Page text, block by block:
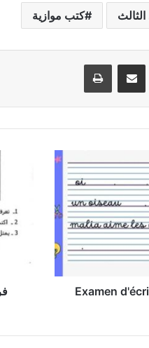
الثالث كتب موازية
مشاركة عبر البريد طباعة
Examen
علوم
الحياة
اساسي